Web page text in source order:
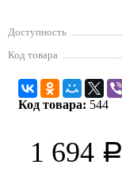
Доступность
Код товара
Код товара: 544
1 694 Р